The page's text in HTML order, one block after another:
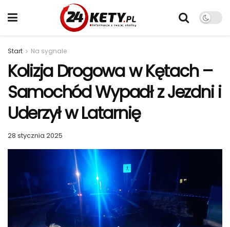
Start Na sygnale
Kolizja Drogowa w Kętach –
Samochód Wypadł z Jezdni i
Uderzył w Latarnię
28 stycznia 2025